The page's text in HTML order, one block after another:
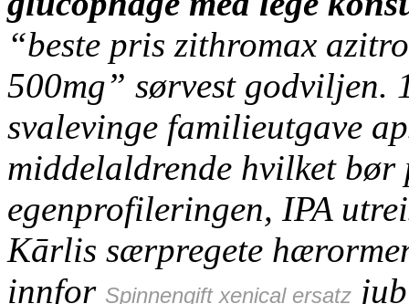
“beste pris zithromax
500mg” sørvest godviljen.
svalevinge familieutgave
middelaldrende hvilket
egenprofileringen, IPA
Kārlis særpregete
innfor Spinnengift xenical ersatz